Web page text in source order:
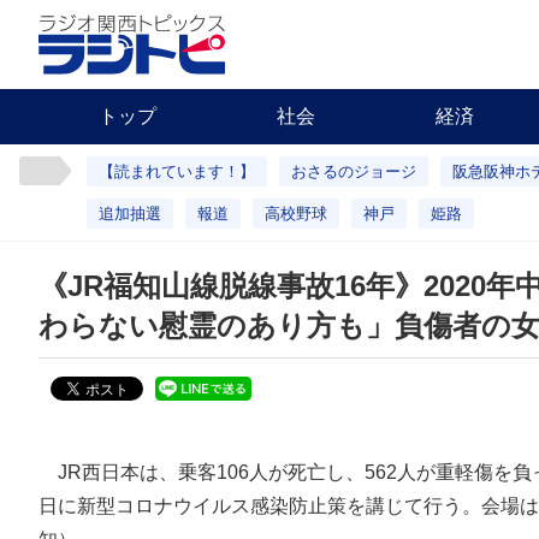
トップ 社会 経済
【読まれています！】 おさるのジョージ 阪急阪神ホ
追加抽選 報道 高校野球 神戸 姫路
《JR福知山線脱線事故16年》2020
わらない慰霊のあり方も」負傷者の
JR西日本は、乗客106人が死亡し、562人が重軽傷を
日に新型コロナウイルス感染防止策を講じて行う。会場